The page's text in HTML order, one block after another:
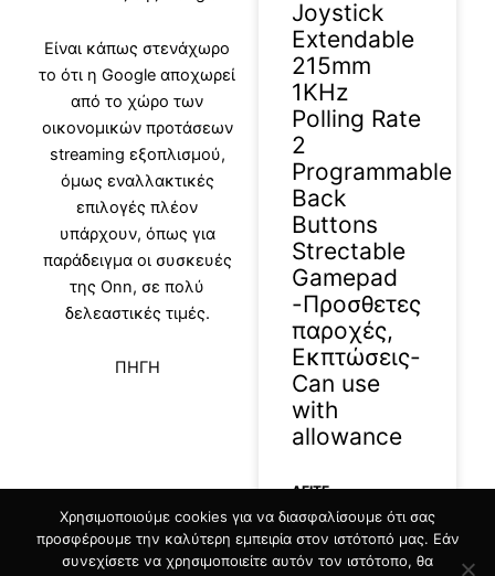
Είναι κάπως στενάχωρο
το ότι η Google αποχωρεί
από το χώρο των
οικονομικών προτάσεων
streaming εξοπλισμού,
όμως εναλλακτικές
επιλογές πλέον
υπάρχουν, όπως για
παράδειγμα οι συσκευές
της Onn, σε πολύ
δελεαστικές τιμές.
ΠΗΓΗ
Joystick
Extendable
215mm
1KHz
Polling Rate
2
Programmable
Back
Buttons
Strectable
Gamepad
-Προσθετες
παροχές,
Εκπτώσεις-
Can use
with
allowance
ΔΕΊΤΕ
ΠΕΡΙΣΣΟΤΕΡΑ »
Χρησιμοποιούμε cookies για να διασφαλίσουμε ότι σας
προσφέρουμε την καλύτερη εμπειρία στον ιστότοπό μας. Εάν
συνεχίσετε να χρησιμοποιείτε αυτόν τον ιστότοπο, θα